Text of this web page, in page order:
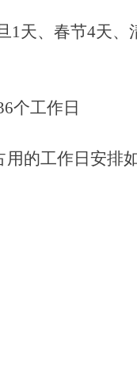
1天、春节4天
个工作日
的工作日安排